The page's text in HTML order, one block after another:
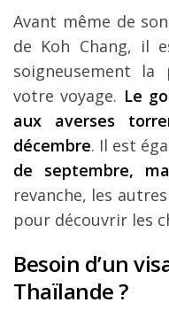
Avant même de
de Koh Chang, il
soigneusement
votre voyage. Le
aux averses
décembre. Il est
de septembre,
revanche, les
pour découvrir les
Besoin d’un
Thaïlande ?